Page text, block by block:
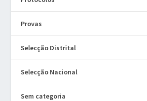
Provas
Selecção Distrital
Selecção Nacional
Sem categoria